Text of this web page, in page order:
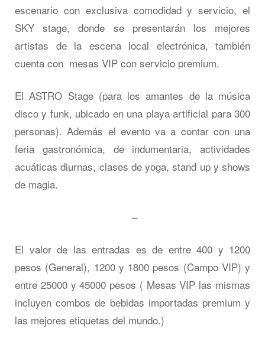
escenario con exclusiva comodidad y servicio, el
SKY stage, donde se presentarán los mejores
artistas de la escena local electrónica, también
cuenta con mesas VIP con servicio premium.
El ASTRO Stage (para los amantes de la música
disco y funk, ubicado en una playa artificial para 300
personas). Además el evento va a contar con una
feria gastronómica, de indumentaria, actividades
acuáticas diurnas, clases de yoga, stand up y shows
de magia.
–
El valor de las entradas es de entre 400 y 1200
pesos (General), 1200 y 1800 pesos (Campo VIP) y
entre 25000 y 45000 pesos ( Mesas VIP las mismas
incluyen combos de bebidas importadas premium y
las mejores etiquetas del mundo.)